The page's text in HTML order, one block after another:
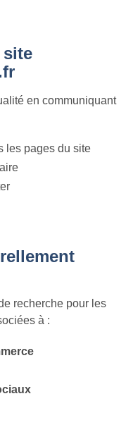
site
en communiquant
les pages du site
recherche pour les
à :